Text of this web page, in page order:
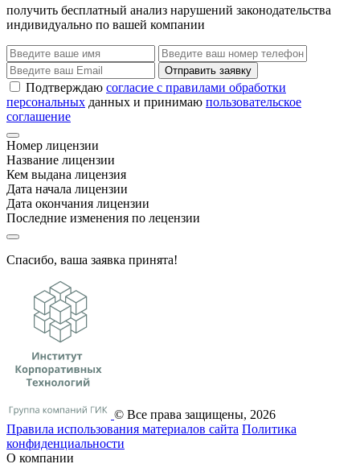
получить бесплатный анализ нарушений законодательства
индивидуально по вашей компании
Отправить заявку
Подтверждаю согласие с правилами обработки
персональных данных и принимаю пользовательское
соглашение
Номер лицензии
Название лицензии
Кем выдана лицензия
Дата начала лицензии
Дата окончания лицензии
Последние изменения по лецензии
Спасибо, ваша заявка принята!
© Все права защищены, 2026
Правила использования материалов сайта Политика
конфиденциальности
О компании